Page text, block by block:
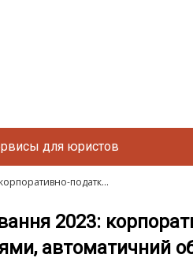
для юристов
податк...
2023:
автоматичний